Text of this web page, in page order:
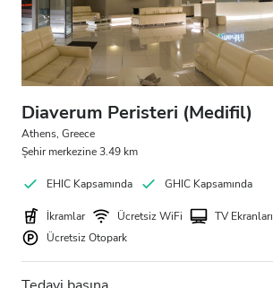
0 - 100 EUR
100 - 200 EUR
300+ EUR
Sabah
Öğleden Sonra
Diaverum Peristeri (Medifil)
Athens, Greece
Şehir merkezine 3.49 km
EHIC Kapsamında GHIC Kapsamında
İkramlar Ücretsiz WiFi
TV Ekranları
Ücretsiz Otopark